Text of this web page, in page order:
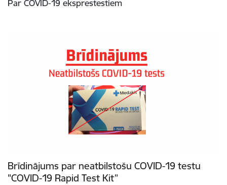
Par COVID-19 eksprestestiem
Brīdinājums par neatbilstošu COVID-19 testu
"COVID-19 Rapid Test Kit”